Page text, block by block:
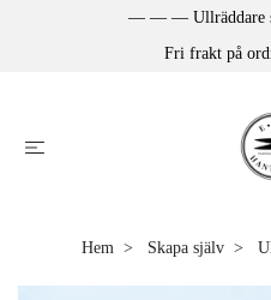
— — — Ullräddare
Fri frakt på
Hem Skapa själv